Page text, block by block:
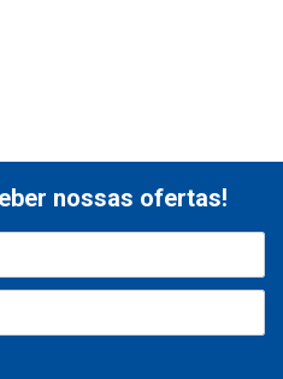
nossas ofertas!